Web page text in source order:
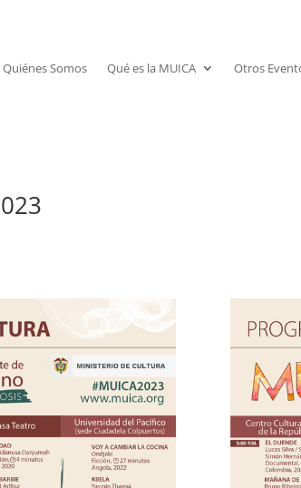
Quiénes Somos Qué es la MUICA Otros